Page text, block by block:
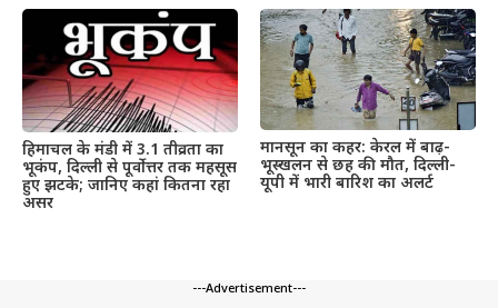
हिमाचल के मंडी में 3.1 तीव्रता का
भूकंप, दिल्ली से पूर्वोत्तर तक महसूस
हुए झटके; जानिए कहां कितना रहा
असर
मानसून का कहर: केरल में बाढ़-
भूस्खलन से छह की मौत, दिल्ली-
यूपी में भारी बारिश का अलर्ट
---Advertisement---